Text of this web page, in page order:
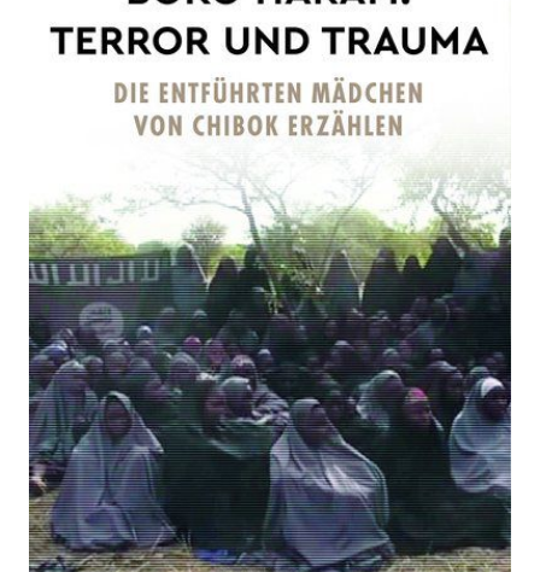
Zur Wunschliste hinzufügen
Die entführten Mädchen von Chibok erzählen
VonStefan Klein
Verlag:
Kunstmann
11.09.2019
Buch 256 Seiten
Klappenbroschur
ISBN: 978-3-
95614-324-3